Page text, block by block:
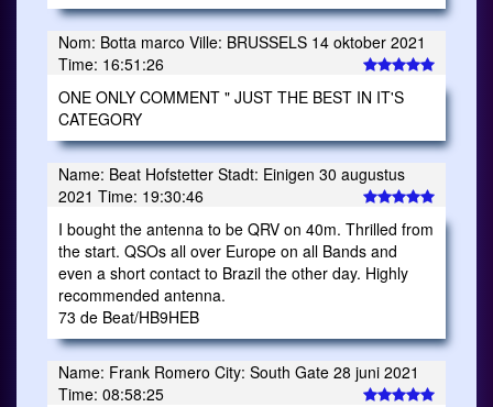
Nom: Botta marco Ville: BRUSSELS 14 oktober 2021
Time: 16:51:26
ONE ONLY COMMENT " JUST THE BEST IN IT'S
CATEGORY
Name: Beat Hofstetter Stadt: Einigen 30 augustus
2021 Time: 19:30:46
I bought the antenna to be QRV on 40m. Thrilled from
the start. QSOs all over Europe on all Bands and
even a short contact to Brazil the other day. Highly
recommended antenna.
73 de Beat/HB9HEB
Name: Frank Romero City: South Gate 28 juni 2021
Time: 08:58:25